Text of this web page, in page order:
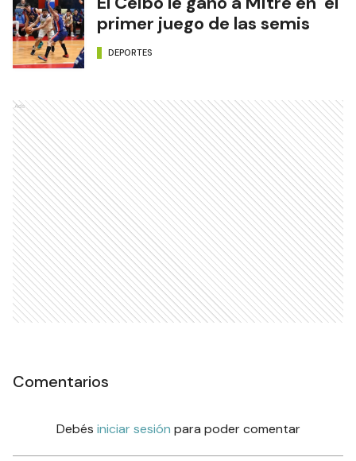
primer juego de las semis
DEPORTES
Ads
Comentarios
Debés iniciar sesión para poder comentar